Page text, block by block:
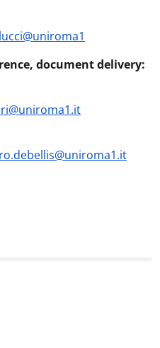
document delivery: